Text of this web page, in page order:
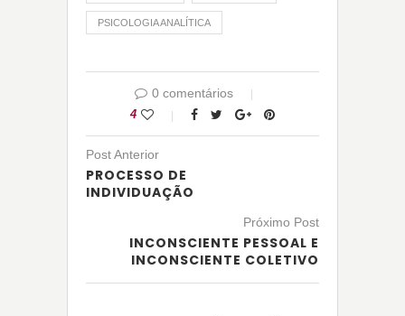
PSICOLOGIA ANALÍTICA
0 comentários
4
Post Anterior
PROCESSO DE
INDIVIDUAÇÃO
Próximo Post
INCONSCIENTE PESSOAL E
INCONSCIENTE COLETIVO